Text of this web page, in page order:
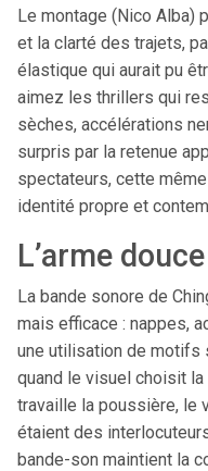
Le montage (Nico Alba)
et la clarté des trajets,
élastique qui aurait pu
aimez les thrillers qui
sèches, accélérations
surpris par la retenue
spectateurs, cette
identité propre et
L’arme
La bande sonore de
mais efficace : nappes,
une utilisation de motifs
quand le visuel choisit
travaille la poussière, le
étaient des
bande-son maintient la